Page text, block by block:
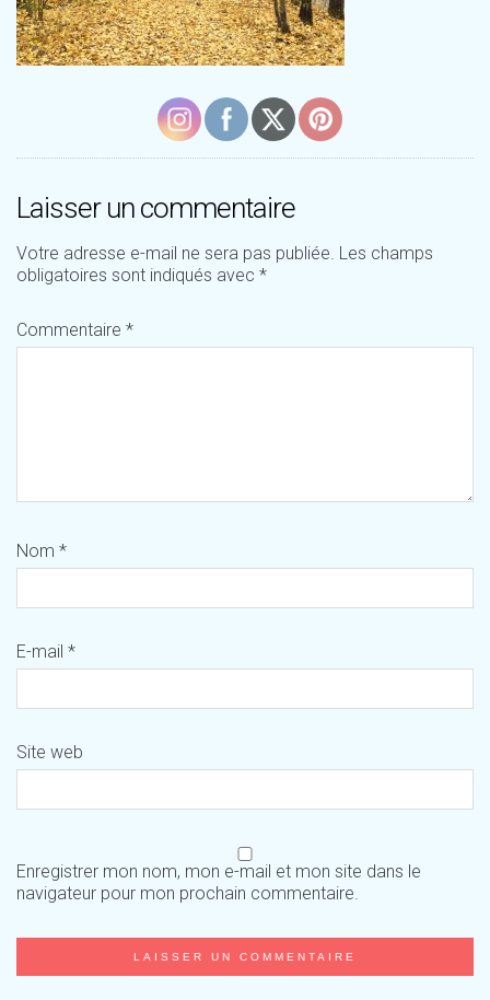
Laisser un commentaire
Votre adresse e-mail ne sera pas publiée. Les champs
obligatoires sont indiqués avec *
Commentaire *
Nom *
E-mail *
Site web
Enregistrer mon nom, mon e-mail et mon site dans le
navigateur pour mon prochain commentaire.